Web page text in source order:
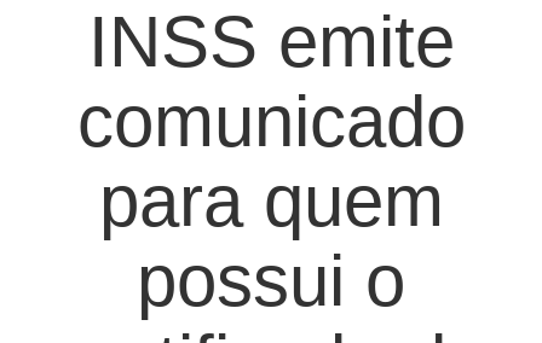
INSS emite
comunicado
para quem
possui o